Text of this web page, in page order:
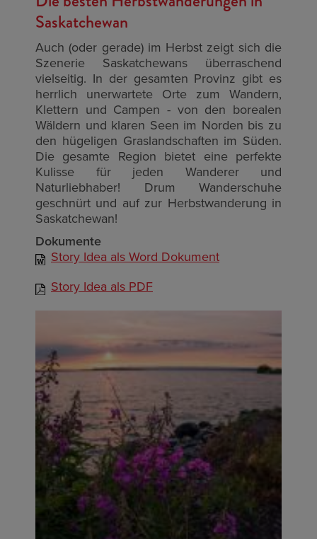
Saskatchewan
Auch (oder gerade) im Herbst zeigt sich die
Szenerie Saskatchewans überraschend
vielseitig. In der gesamten Provinz gibt es
herrlich unerwartete Orte zum Wandern,
Klettern und Campen - von den borealen
Wäldern und klaren Seen im Norden bis zu
den hügeligen Graslandschaften im Süden.
Die gesamte Region bietet eine perfekte
Kulisse für jeden Wanderer und
Naturliebhaber! Drum Wanderschuhe
geschnürt und auf zur Herbstwanderung in
Saskatchewan!
Dokumente
Story Idea als Word Dokument
Story Idea als PDF